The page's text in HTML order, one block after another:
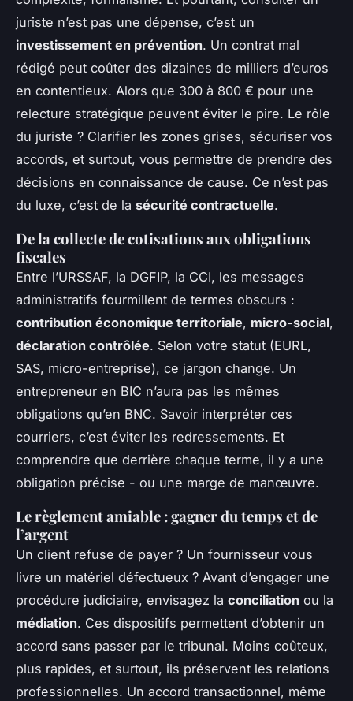
juriste n’est pas une dépense, c’est un
investissement en prévention. Un contrat mal
rédigé peut coûter des dizaines de milliers d’euros
en contentieux. Alors que 300 à 800 € pour une
relecture stratégique peuvent éviter le pire. Le rôle
du juriste ? Clarifier les zones grises, sécuriser vos
accords, et surtout, vous permettre de prendre des
décisions en connaissance de cause. Ce n’est pas
du luxe, c’est de la sécurité contractuelle.
De la collecte de cotisations aux obligations
fiscales
Entre l’URSSAF, la DGFIP, la CCI, les messages
administratifs fourmillent de termes obscurs :
contribution économique territoriale, micro-social,
déclaration contrôlée. Selon votre statut (EURL,
SAS, micro-entreprise), ce jargon change. Un
entrepreneur en BIC n’aura pas les mêmes
obligations qu’en BNC. Savoir interpréter ces
courriers, c’est éviter les redressements. Et
comprendre que derrière chaque terme, il y a une
obligation précise - ou une marge de manœuvre.
Le règlement amiable : gagner du temps et de
l’argent
Un client refuse de payer ? Un fournisseur vous
livre un matériel défectueux ? Avant d’engager une
procédure judiciaire, envisagez la conciliation ou la
médiation. Ces dispositifs permettent d’obtenir un
accord sans passer par le tribunal. Moins coûteux,
plus rapides, et surtout, ils préservent les relations
professionnelles. Un accord transactionnel, même